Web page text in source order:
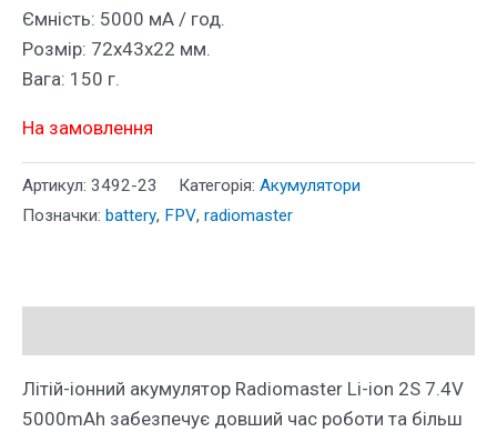
Ємність: 5000 мА / год.
Розмір: 72х43х22 мм.
Вага: 150 г.
На замовлення
Артикул: 3492-23 Категорія: Акумулятори
Позначки: battery, FPV, radiomaster
Літій-іонний акумулятор Radiomaster Li-ion 2S 7.4V
5000mAh забезпечує довший час роботи та більш